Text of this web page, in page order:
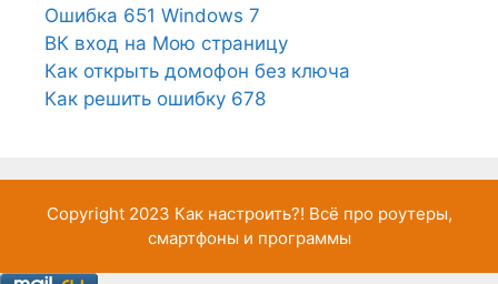
Ошибка 651 Windows 7
ВК вход на Мою страницу
Как открыть домофон без ключа
Как решить ошибку 678
Copyright 2023 Как настроить?! Всё про роутеры,
смартфоны и программы